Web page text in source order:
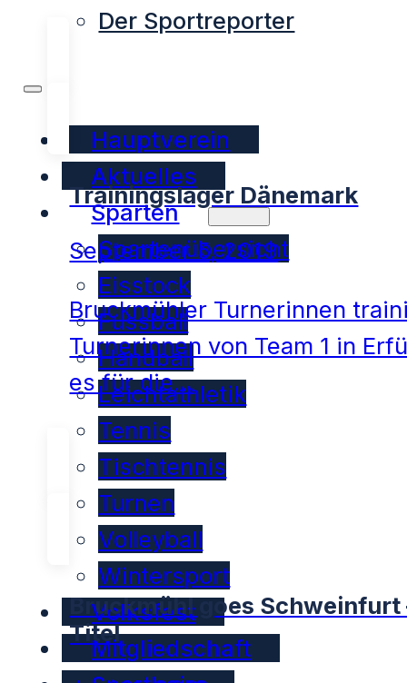
Der Sportreporter
Hauptverein
Aktuelles
Sparten
Spartenübersicht
Eisstock
Fussball
Handball
Leichtathletik
Tennis
Tischtennis
Turnen
Volleyball
Wintersport
Volksfest
Mitgliedschaft
Trainingslager Dänemark
September 5, 2019
Bruckmühler Turnerinnen
Turnerinnen von Team 1 in
es für die…
Bruckmühl goes Schweinfurt
Titel